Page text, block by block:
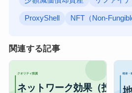
ProxyShell NFT（Non-
関連する記事